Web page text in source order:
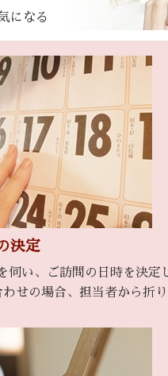
になる
決定
伺い、ご訪問の日時を決定
せの場合、担当者から折